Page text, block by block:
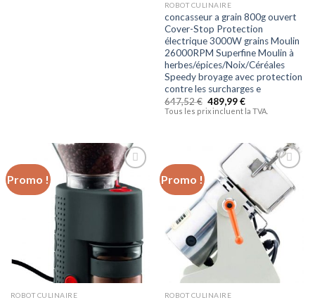
ROBOT CULINAIRE
concasseur a grain 800g ouvert
Cover-Stop Protection
électrique 3000W grains Moulin
26000RPM Superfine Moulin à
herbes/épices/Noix/Céréales
Speedy broyage avec protection
contre les surcharges e
647,52€ 489,99€
Tous les prix incluent la TVA.
Promo !
Ajouter
à la liste
d’envies
ROBOT CULINAIRE
Promo !
Ajouter
à la liste
d’envies
ROBOT CULINAIRE